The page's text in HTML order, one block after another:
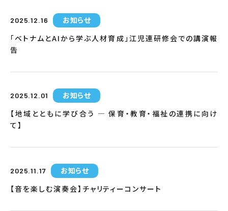
2025.12.16
お知らせ
「ベトナムとAIから学ぶ人材育成」江児連研修会での講演報
告
2025.12.01
お知らせ
【地域とともに学び合う ― 保育・教育・福祉の連携に向け
て】
2025.11.17
お知らせ
【音を楽しむ演奏会】チャリティーコンサート